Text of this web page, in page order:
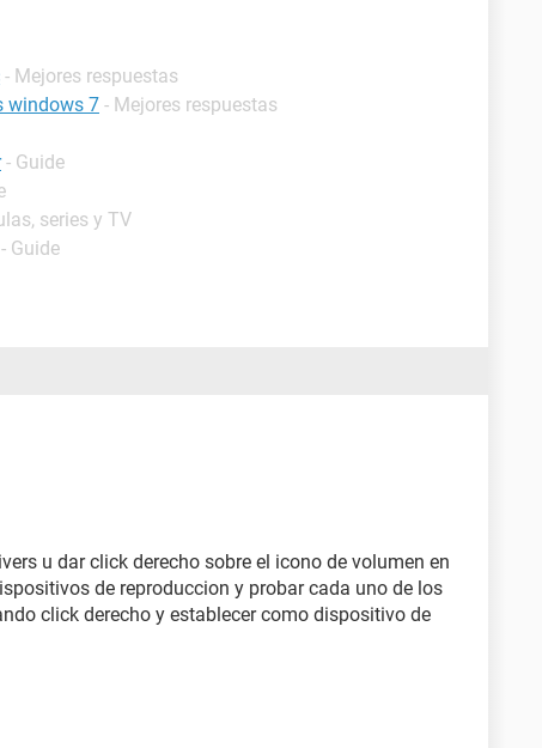
- Mejores respuestas
windows 7 - Mejores respuestas
- Guide
series y TV
- Guide
u dar click derecho sobre el icono de volumen en
de reproduccion y probar cada uno de los
click derecho y establecer como dispositivo de